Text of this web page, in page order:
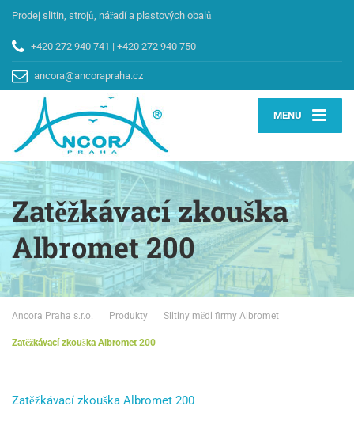
Prodej slitin, strojů, nářadí a plastových obalů
+420 272 940 741 | +420 272 940 750
ancora@ancorapraha.cz
MENU
Zatěžkávací zkouška
Albromet 200
Ancora Praha s.r.o. Produkty Slitiny mědi firmy Albromet
Zatěžkávací zkouška Albromet 200
Zatěžkávací zkouška Albromet 200